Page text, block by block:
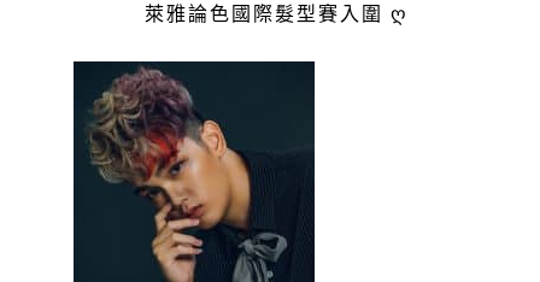
萊雅論色國際髮型賽入圍 ღ